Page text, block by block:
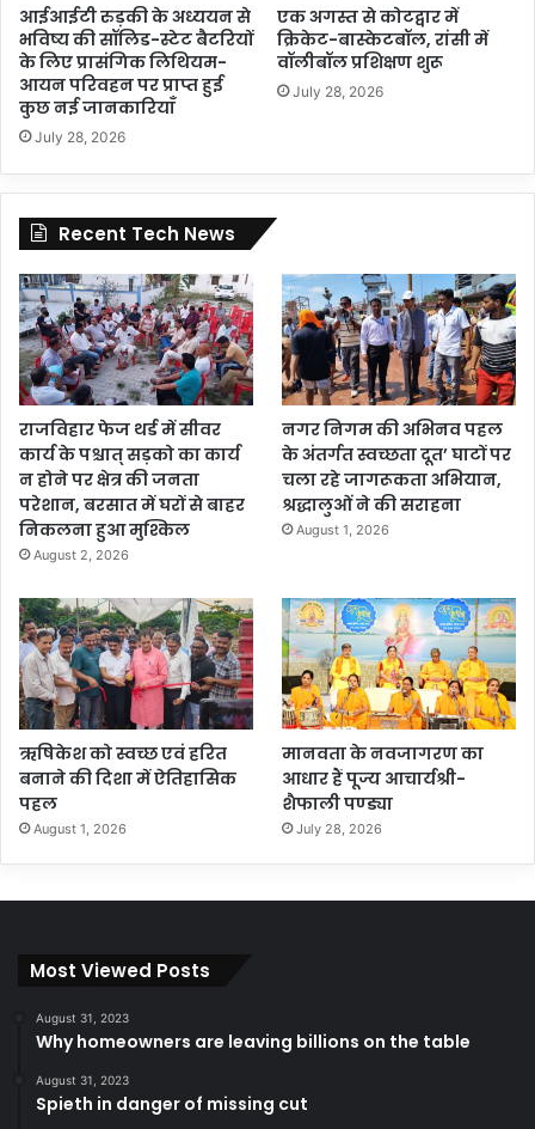
आईआईटी रुड़की के अध्ययन से
भविष्य की सॉलिड-स्टेट बैटरियों
के लिए प्रासंगिक लिथियम-
आयन परिवहन पर प्राप्त हुई
कुछ नई जानकारियाँ
July 28, 2026
एक अगस्त से कोटद्वार में
क्रिकेट-बास्केटबॉल, रांसी में
वॉलीबॉल प्रशिक्षण शुरू
July 28, 2026
Recent Tech News
राजविहार फेज थर्ड में सीवर
कार्य के पश्चात् सड़को का कार्य
न होने पर क्षेत्र की जनता
परेशान, बरसात में घरों से बाहर
निकलना हुआ मुश्किल
August 2, 2026
नगर निगम की अभिनव पहल
के अंतर्गत स्वच्छता दूत’ घाटों पर
चला रहे जागरूकता अभियान,
श्रद्धालुओं ने की सराहना
August 1, 2026
ऋषिकेश को स्वच्छ एवं हरित
बनाने की दिशा में ऐतिहासिक
पहल
August 1, 2026
मानवता के नवजागरण का
आधार हैं पूज्य आचार्यश्री-
शैफाली पण्ड्या
July 28, 2026
Most Viewed Posts
August 31, 2023
Why homeowners are leaving billions on the table
August 31, 2023
Spieth in danger of missing cut